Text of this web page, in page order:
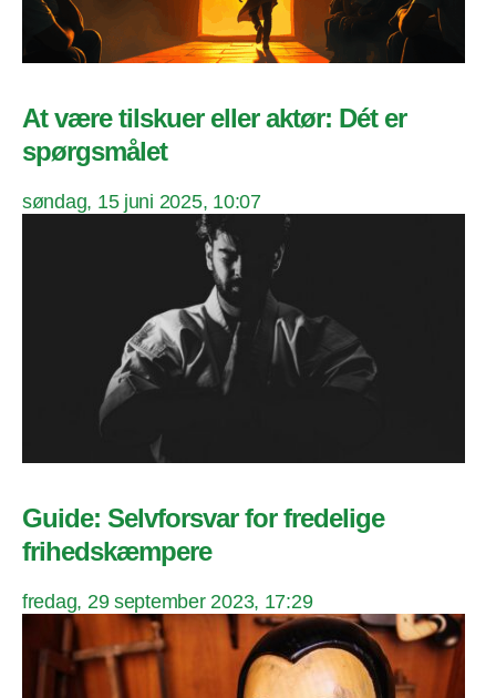
At være tilskuer eller aktør: Dét er
spørgsmålet
søndag, 15 juni 2025, 10:07
Guide: Selvforsvar for fredelige
frihedskæmpere
fredag, 29 september 2023, 17:29